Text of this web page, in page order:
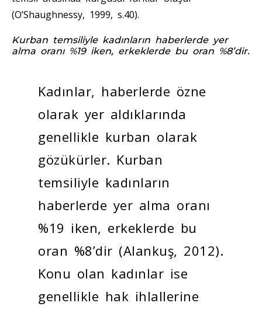
(O’Shaughnessy, 1999, s.40).
Kurban temsiliyle kadınların haberlerde yer
alma oranı %19 iken, erkeklerde bu oran %8’dir.
Kadınlar, haberlerde özne
olarak yer aldıklarında
genellikle kurban olarak
gözükürler. Kurban
temsiliyle kadınların
haberlerde yer alma oranı
%19 iken, erkeklerde bu
oran %8’dir (Alankuş, 2012).
Konu olan kadınlar ise
genellikle hak ihlallerine